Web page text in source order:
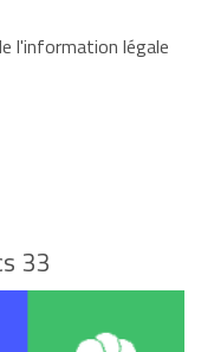
de l'état de
de l'état
l'information légale
33